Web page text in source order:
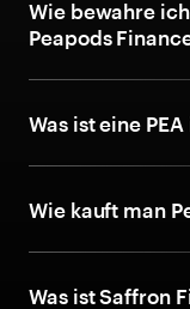
Wie bewahre
Peapods
Was ist eine
Wie kauft man
Was ist Saffron